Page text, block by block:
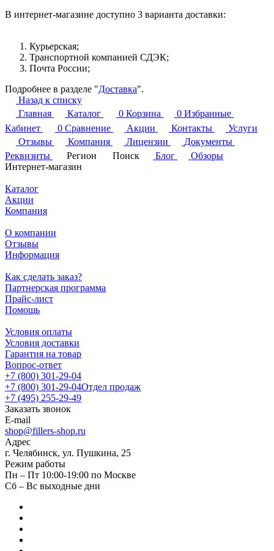
В интернет-магазине доступно 3 варианта доставки:
Курьерская;
Транспортной компанией СДЭК;
Почта России;
Подробнее в разделе "Доставка".
Назад к списку
Главная
Каталог 0 Корзина 0 Избранные
Кабинет
0 Сравнение Акции Контакты
Услуги
Отзывы
Компания Лицензии
Документы
Реквизиты
Регион Поиск Блог
Обзоры
Интернет-магазин
Каталог
Акции
Компания
О компании
Отзывы
Информация
Как сделать заказ?
Партнерская программа
Прайс-лист
Помощь
Условия оплаты
Условия доставки
Гарантия на товар
Вопрос-ответ
+7 (800) 301-29-04
+7 (800) 301-29-04Отдел продаж
+7 (495) 255-29-49
Заказать звонок
E-mail
shop@fillers-shop.ru
Адрес
г. Челябинск, ул. Пушкина, 25
Режим работы
Пн – Пт 10:00-19:00 по Москве
Сб – Вс выходные дни